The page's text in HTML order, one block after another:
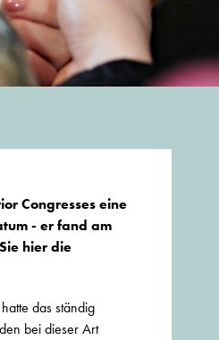
Congresses eine
- er fand am
hier die
das ständig
bei dieser Art